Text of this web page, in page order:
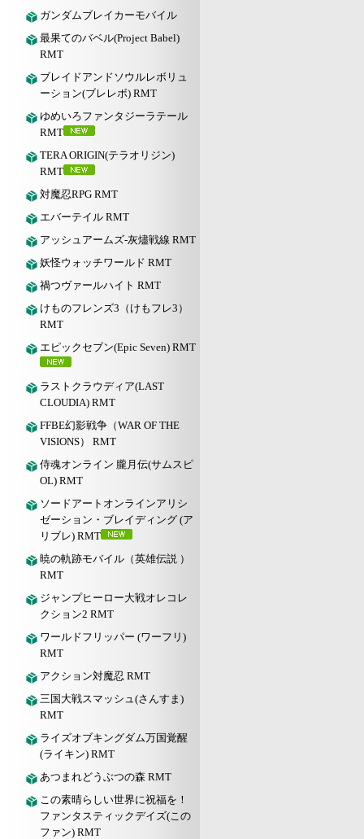
ガンダムブレイカーモバイル
最果てのバベル(Project Babel)
RMT
ブレイドアンドソウルレボリュ
ーション(ブレレボ) RMT
ゆめいろファンタジーラテール
RMT
TERA ORIGIN(テラオリジン)
RMT
対魔忍RPG RMT
エバーテイル RMT
アッシュアームズ‐灰燼戦線 RMT
妖怪ウォッチワールド RMT
禍つヴァールハイト RMT
けものフレンズ3（けもフレ3）
RMT
エピックセブン(Epic Seven) RMT
ラストクラウディア(LAST
CLOUDIA) RMT
FFBE幻影戦争（WAR OF THE
VISIONS） RMT
侍魂オンライン 朧月伝(サムスピ
OL) RMT
ソードアートオンラインアリシ
ゼーション・ブレイディング (ア
リブレ) RMT
暁の軌跡モバイル（英雄伝説 ）
RMT
ジャンプヒーロー大戦オレコレ
クション2 RMT
ワールドフリッパー (ワーフリ)
RMT
アクション対魔忍 RMT
三国大戦スマッシュ(さんすま)
RMT
ライズオブキングダム万国覚醒
(ライキン) RMT
あつまれどうぶつの森 RMT
この素晴らしい世界に祝福を！
ファンタスティックデイズ(この
ファン) RMT